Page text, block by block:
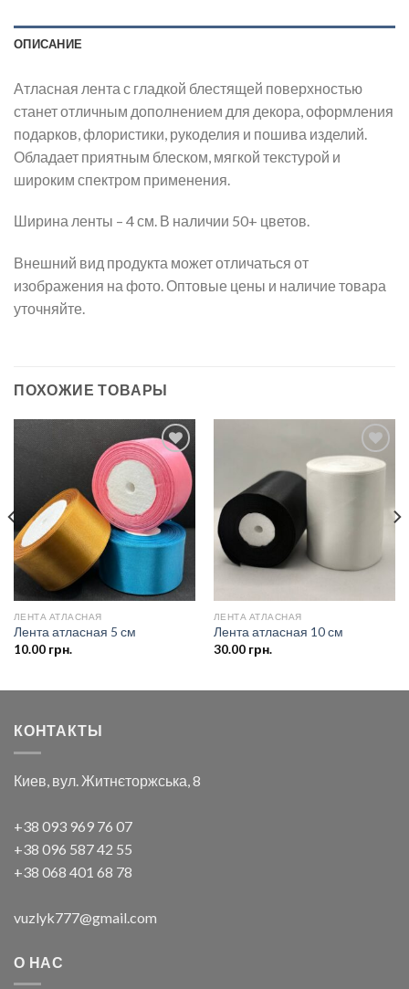
ОПИСАНИЕ
Атласная лента с гладкой блестящей поверхностью
станет отличным дополнением для декора, оформления
подарков, флористики, рукоделия и пошива изделий.
Обладает приятным блеском, мягкой текстурой и
широким спектром применения.
Ширина ленты – 4 см. В наличии 50+ цветов.
Внешний вид продукта может отличаться от
изображения на фото. Оптовые цены и наличие товара
уточняйте.
ПОХОЖИЕ ТОВАРЫ
Добавить
в список
желаний
ЛЕНТА АТЛАСНАЯ
Лента атласная 5 см
10.00грн.
Добавить
в список
ЛЕНТА АТЛАСНАЯ
Лента атласная 10 см
30.00грн.
КОНТАКТЫ
Киев, вул. Житнєторжська, 8
+38 093 969 76 07
+38 096 587 42 55
+38 068 401 68 78
vuzlyk777@gmail.com
О НАС